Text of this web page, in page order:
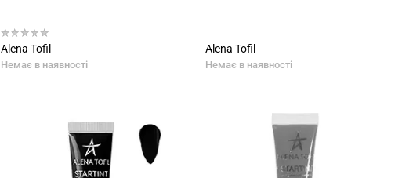
Alena Tofil
Немає в наявності
Alena Tofil
Немає в наявності